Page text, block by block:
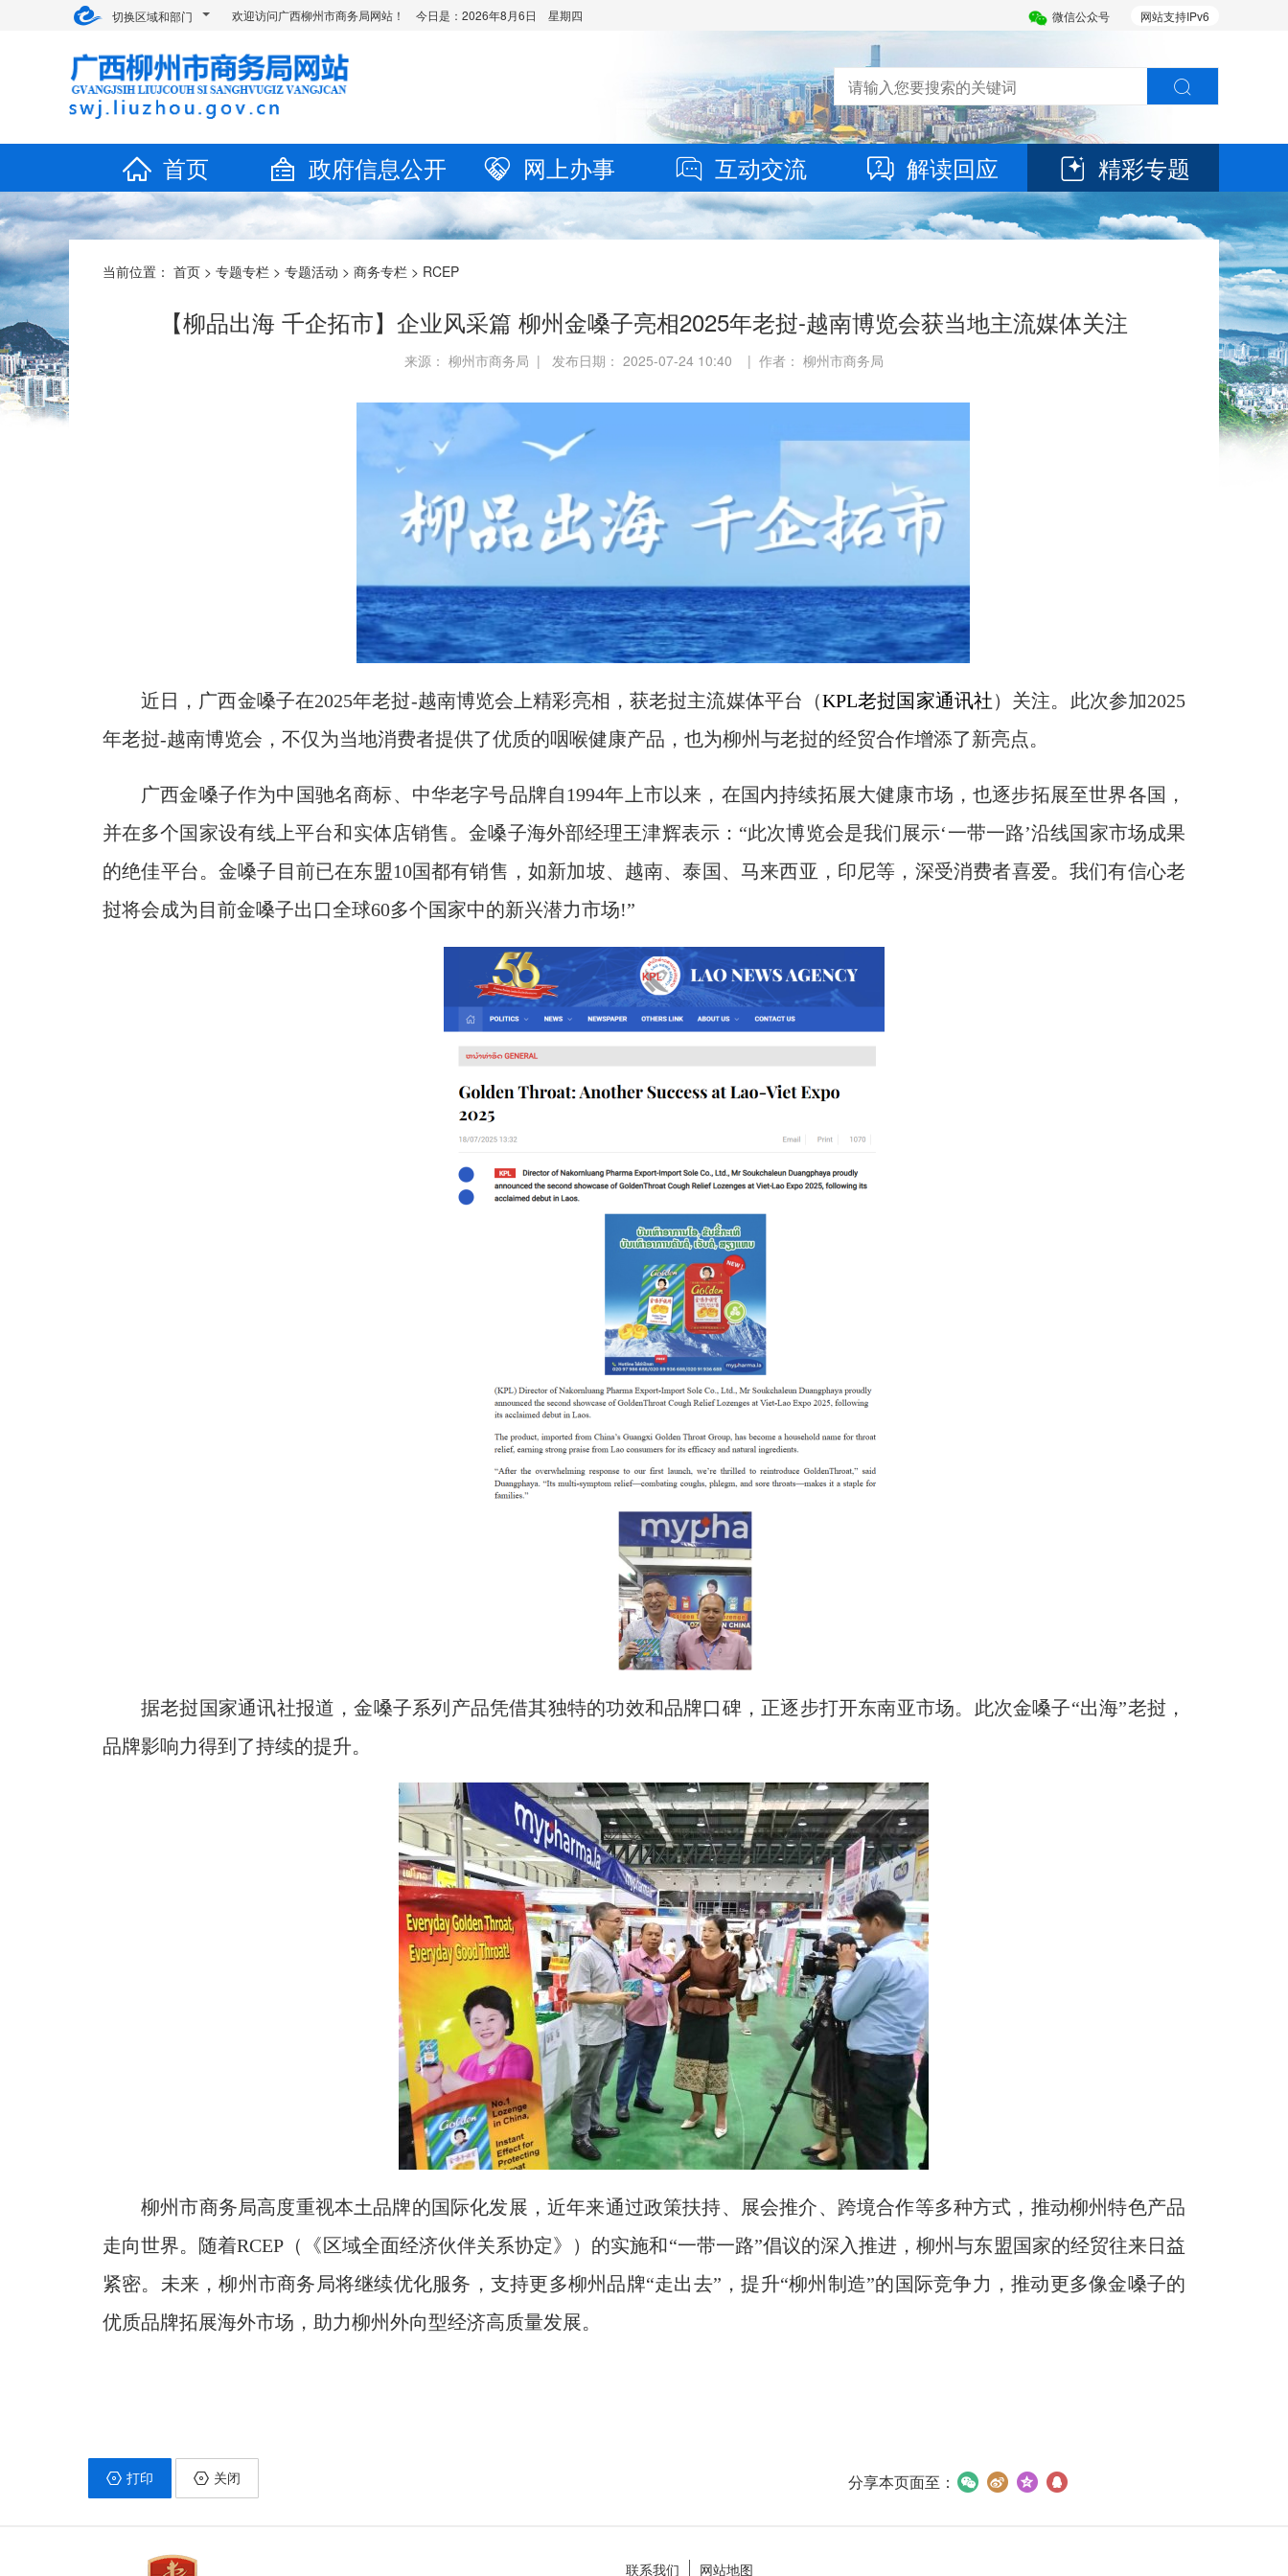
切换区域和部门 网站支持IPv6
微信公众号
欢迎访问广西柳州市商务局网站！ 今日是： 2026年8月6日 星期四
首页 政府信息公开 网上办事 互动交流 解读回应 精彩专题
当前位置： 首页 > 专题专栏 > 专题活动 > 商务专栏 > RCEP
【柳品出海 千企拓市】企业风采篇 柳州金嗓子亮相2025年老挝-越南博览会获当地主流媒体关注
来源： 柳州市商务局 | 发布日期： 2025-07-24 10:40 | 作者： 柳州市商务局
近日，广西金嗓子在2025年老挝-越南博览会上精彩亮相，获老挝主流媒体平台（KPL老挝国家通讯社）关注。此次参加2025
年老挝-越南博览会，不仅为当地消费者提供了优质的咽喉健康产品，也为柳州与老挝的经贸合作增添了新亮点。
广西金嗓子作为中国驰名商标、中华老字号品牌自1994年上市以来，在国内持续拓展大健康市场，也逐步拓展至世界各国，
并在多个国家设有线上平台和实体店销售。金嗓子海外部经理王津辉表示：“此次博览会是我们展示‘一带一路’沿线国家市场成果
的绝佳平台。金嗓子目前已在东盟10国都有销售，如新加坡、越南、泰国、马来西亚，印尼等，深受消费者喜爱。我们有信心老
挝将会成为目前金嗓子出口全球60多个国家中的新兴潜力市场!”
据老挝国家通讯社报道，金嗓子系列产品凭借其独特的功效和品牌口碑，正逐步打开东南亚市场。此次金嗓子“出海”老挝，
品牌影响力得到了持续的提升。
柳州市商务局高度重视本土品牌的国际化发展，近年来通过政策扶持、展会推介、跨境合作等多种方式，推动柳州特色产品
走向世界。随着RCEP（《区域全面经济伙伴关系协定》）的实施和“一带一路”倡议的深入推进，柳州与东盟国家的经贸往来日益
紧密。未来，柳州市商务局将继续优化服务，支持更多柳州品牌“走出去”，提升“柳州制造”的国际竞争力，推动更多像金嗓子的
优质品牌拓展海外市场，助力柳州外向型经济高质量发展。
打印 关闭 分享本页面至：
联系我们 网站地图